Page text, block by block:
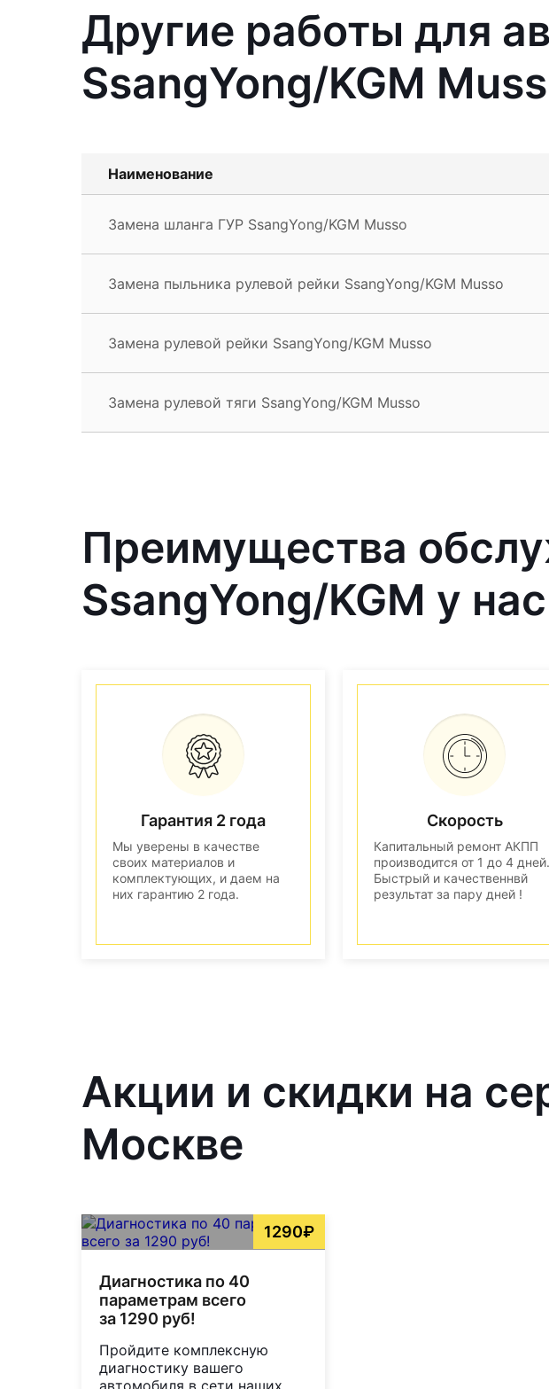
Другие работы для
SsangYong/KGM
Наименование
Замена шланга ГУР SsangYong/KGM Musso
Замена пыльника рулевой рейки SsangYong/KGM Musso
Замена рулевой рейки SsangYong/KGM Musso
Замена рулевой тяги SsangYong/KGM Musso
Преимущества
SsangYong/KGM у нас
Гарантия 2 года
Мы уверены в качестве
своих материалов и
комплектующих, и даем на
них гарантию 2 года.
Скорость
Капитальный ремонт АКПП
производится от 1 до 4 дней.
Быстрый и качественнвй
результат за пару дней !
Акции и скидки на
Москве
1290₽
Диагностика по 40
параметрам всего
за 1290 руб!
Пройдите комплексную
диагностику вашего
автомобиля в сети наших